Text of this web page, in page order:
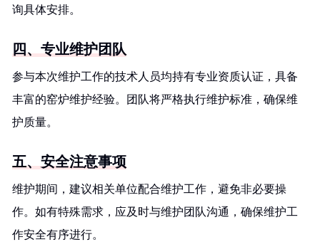
询具体安排。
四、专业维护团队
参与本次维护工作的技术人员均持有专业资质认证，具备
丰富的窑炉维护经验。团队将严格执行维护标准，确保维
护质量。
五、安全注意事项
维护期间，建议相关单位配合维护工作，避免非必要操
作。如有特殊需求，应及时与维护团队沟通，确保维护工
作安全有序进行。